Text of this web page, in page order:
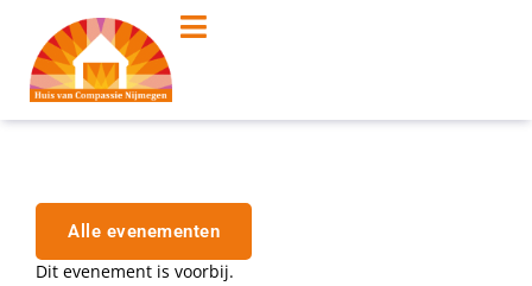
Alle evenementen
Dit evenement is voorbij.